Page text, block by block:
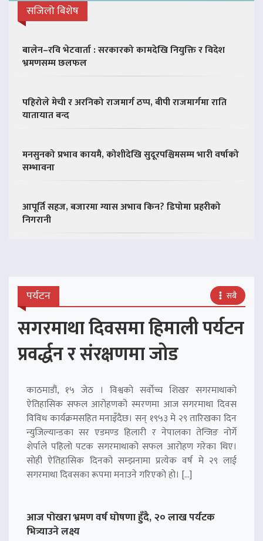
सजिलो बिशेष
बालेन–रवि भेटवार्ता : सरकारको कामदेखि नियुक्ति र विदेश
भ्रमणसम्म छलफल
पहिरोले मेची र अरनिको राजमार्ग ठप्प, बीपी राजमार्गमा राति
यातायात बन्द
मनसुनको प्रभाव कायमै, कोशीदेखि सुदूरपश्चिमसम्म भारी वर्षाको
सम्भावना
आपूर्ति सहज, बजारमा ग्यास अभाव किन? डिपोमा प्रहरीको
निगरानी
पर्यटन सबै
सगरमाथा दिवसमा हिमाली पर्यटन
प्रवर्द्धन र संरक्षणमा जोड
काठमाडौं, १५ जेठ । विश्वको सर्वोच्च शिखर सगरमाथाको
ऐतिहासिक सफल आरोहणको स्मरणमा आज सगरमाथा दिवस
विविध कार्यक्रमसहित मनाइँदैछ। सन् १९५३ मे २९ तारिखका दिन
न्युजिल्यान्डका सर एडमण्ड हिलारी र नेपालका तेन्जिङ नोर्गे
शेर्पाले पहिलो पटक सगरमाथाको सफल आरोहण गरेका थिए।
सोही ऐतिहासिक दिनको सम्झनामा प्रत्येक वर्ष मे २९ लाई
सगरमाथा दिवसका रूपमा मनाउने गरिएको हो। […]
आज पोखरा भ्रमण वर्ष घोषणा हुँदै, २० लाख पर्यटक
भित्र्याउने लक्ष्य